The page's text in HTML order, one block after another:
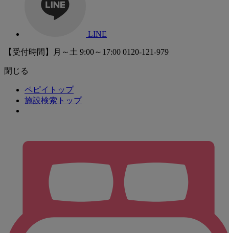
LINE
【受付時間】月～土 9:00～17:00 0120-121-979
閉じる
ペピイトップ
施設検索トップ